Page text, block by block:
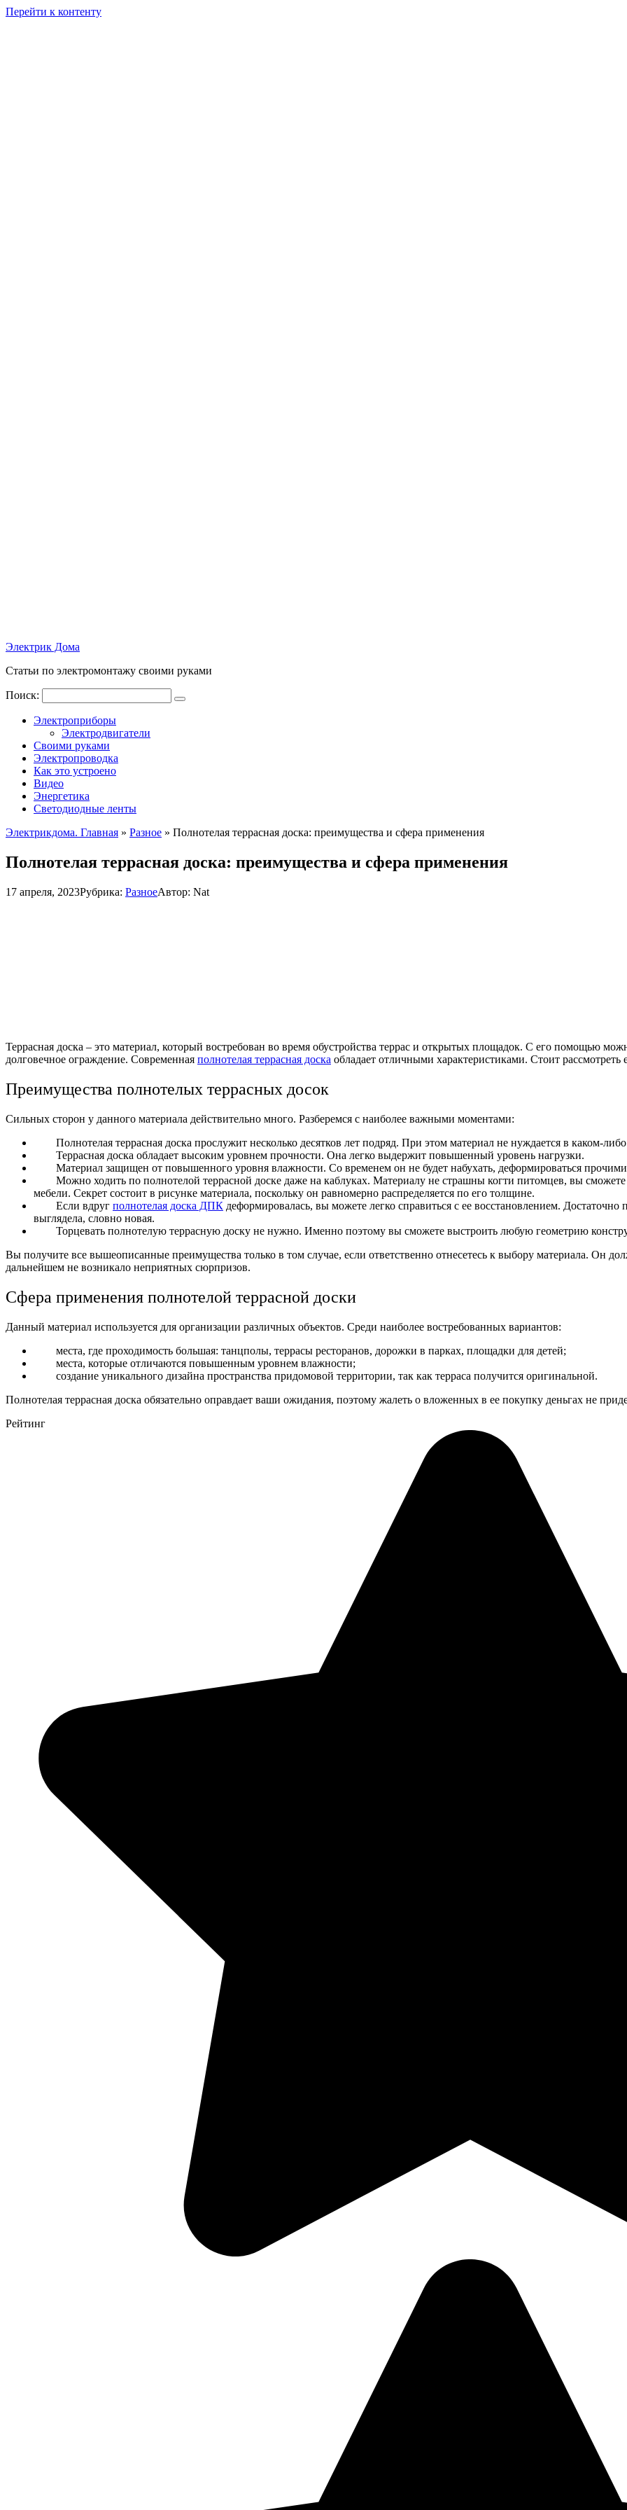
Перейти к контенту
Электрик Дома
Статьи по электромонтажу своими руками
Поиск:
Электроприборы
Электродвигатели
Своими руками
Электропроводка
Как это устроено
Видео
Энергетика
Светодиодные ленты
Электрикдома. Главная » Разное » Полнотелая террасная доска: преимущества и сфера применения
Полнотелая террасная доска: преимущества и сфера применения
17 апреля, 2023Рубрика: РазноеАвтор: Nat
Террасная доска – это материал, который востребован во время обустройства террас и открытых площадок. С его помощью
долговечное ограждение. Современная полнотелая террасная доска обладает отличными характеристиками. Стоит рассмотреть
Преимущества полнотелых террасных досок
Сильных сторон у данного материала действительно много. Разберемся с наиболее важными моментами:
Полнотелая террасная доска прослужит несколько десятков лет подряд. При этом материал не нуждается в каком-
Террасная доска обладает высоким уровнем прочности. Она легко выдержит повышенный уровень нагрузки.
Материал защищен от повышенного уровня влажности. Со временем он не будет набухать, деформироваться
Можно ходить по полнотелой террасной доске даже на каблуках. Материалу не страшны когти питомцев, вы
мебели. Секрет состоит в рисунке материала, поскольку он равномерно распределяется по его толщине.
Если вдруг полнотелая доска ДПК деформировалась, вы можете легко справиться с ее восстановлением.
выглядела, словно новая.
Торцевать полнотелую террасную доску не нужно. Именно поэтому вы сможете выстроить любую геометрию
Вы получите все вышеописанные преимущества только в том случае, если ответственно отнесетесь к выбору материала. Он
дальнейшем не возникало неприятных сюрпризов.
Сфера применения полнотелой террасной доски
Данный материал используется для организации различных объектов. Среди наиболее востребованных вариантов:
места, где проходимость большая: танцполы, террасы ресторанов, дорожки в парках, площадки для детей;
места, которые отличаются повышенным уровнем влажности;
создание уникального дизайна пространства придомовой территории, так как терраса получится оригинальной.
Полнотелая террасная доска обязательно оправдает ваши ожидания, поэтому жалеть о вложенных в ее покупку деньгах не
Рейтинг